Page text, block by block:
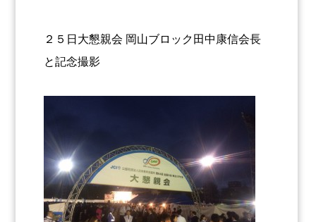
２５日大懇親会 岡山ブロック田中康信会長
と記念撮影